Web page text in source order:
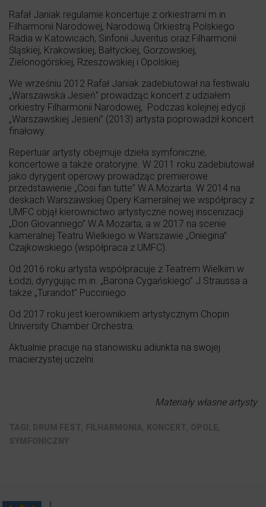
Rafał Janiak regularnie koncertuje z orkiestrami m.in.
Filharmonii Narodowej, Narodową Orkiestrą Polskiego
Radia w Katowicach, Sinfonii Juventus oraz Filharmonii
Śląskiej, Krakowskiej, Bałtyckiej, Gorzowskiej,
Zielonogórskiej, Rzeszowskiej i Opolskiej.
We wrześniu 2012 Rafał Janiak zadebiutował na festiwalu
„Warszawska Jesień” prowadząc koncert z udziałem
orkiestry Filharmonii Narodowej, Podczas kolejnej edycji
„Warszawskiej Jesieni” (2013) artysta poprowadził koncert
finałowy.
Repertuar artysty obejmuje dzieła symfoniczne,
koncertowe a także oratoryjne. W 2011 roku zadebiutował
jako dyrygent operowy prowadząc premierowe
przedstawienie „Cosi fan tutte” W.A.Mozarta. W 2014 na
deskach Warszawskiej Opery Kameralnej we współpracy z
UMFC objął kierownictwo artystyczne nowej inscenizacji
„Don Giovanniego” W.A.Mozarta, a w 2017 na scenie
kameralnej Teatru Wielkiego w Warszawie „Oniegina”
Czajkowskiego (współpraca z UMFC).
Od 2016 roku artysta współpracuje z Teatrem Wielkim w
Łodzi, dyrygując m.in. „Barona Cygańskiego” J.Straussa a
także „Turandot” Pucciniego.
Od 2017 roku jest kierownikiem artystycznym Chopin
University Chamber Orchestra.
Aktualnie pracuje na stanowisku adiunkta na swojej
macierzystej uczelni.
Materiały własne artysty